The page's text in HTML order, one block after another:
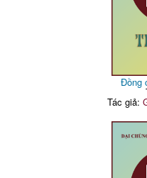
Đồng
Tác giả: